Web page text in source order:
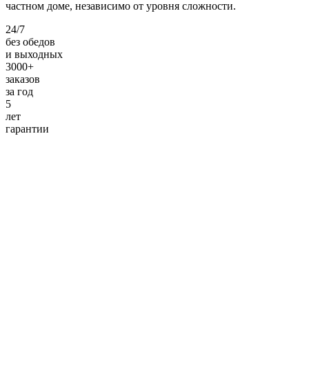
частном доме, независимо от уровня сложности.
24/7
без обедов
и выходных
3000+
заказов
за год
5
лет
гарантии